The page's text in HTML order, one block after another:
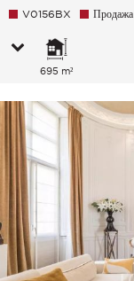
V0156BX Продажа
695 m²